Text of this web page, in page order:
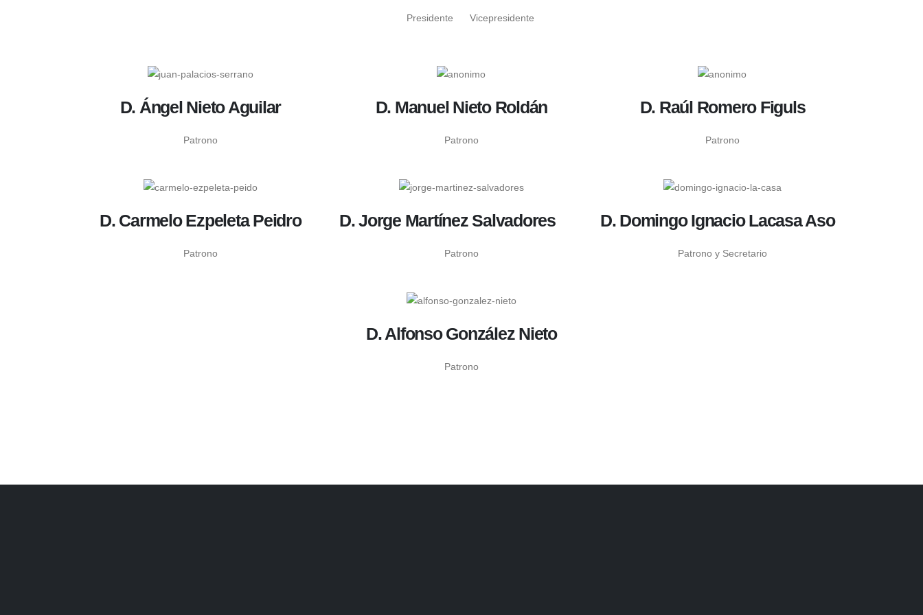
Presidente Vicepresidente
D. Ángel Nieto Aguilar
Patrono
D. Manuel Nieto Roldán
Patrono
D. Raúl Romero Figuls
Patrono
D. Carmelo Ezpeleta Peidro
Patrono
D. Jorge Martínez Salvadores
Patrono
D. Domingo Ignacio Lacasa Aso
Patrono y Secretario
D. Alfonso González Nieto
Patrono